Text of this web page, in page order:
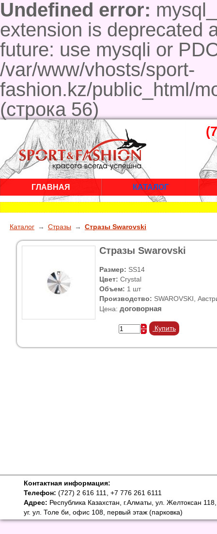
Undefined error:
extension is deprecated
future: use mysqli or
/var/www/vhosts/sport-
fashion.kz/public_html/
(строка 56)
ГЛАВНАЯ КАТАЛОГ
Каталог → Стразы → Стразы Swarovski
Стразы Swarovski
Размер: SS14
Цвет: Crystal
Объем: 1 шт
Производство: SWAROVSKI,
Цена: договорная
Купить
Контактная информация:
Телефон: (727) 2 616 111, +7 776 261 6111
Адрес: Республика Казахстан, г.Алматы, ул. Желтоксан 118,
уг. ул. Толе би, офис 108, первый этаж (парковка)